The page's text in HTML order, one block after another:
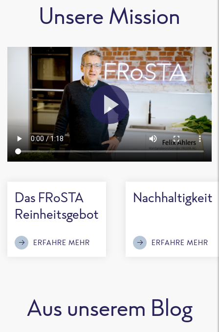
Unsere Mission
Das FRoSTA
Reinheitsgebot
ERFAHRE MEHR
Nachhaltigkeit
ERFAHRE MEHR
Aus unserem Blog